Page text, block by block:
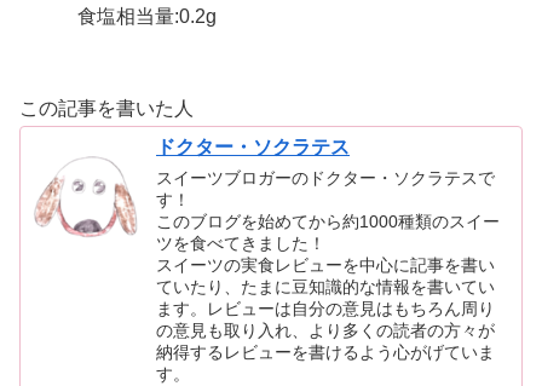
食塩相当量:0.2g
この記事を書いた人
ドクター・ソクラテス
スイーツブロガーのドクター・ソクラテスで
す！
このブログを始めてから約1000種類のスイー
ツを食べてきました！
スイーツの実食レビューを中心に記事を書い
ていたり、たまに豆知識的な情報を書いてい
ます。レビューは自分の意見はもちろん周り
の意見も取り入れ、より多くの読者の方々が
納得するレビューを書けるよう心がげていま
す。